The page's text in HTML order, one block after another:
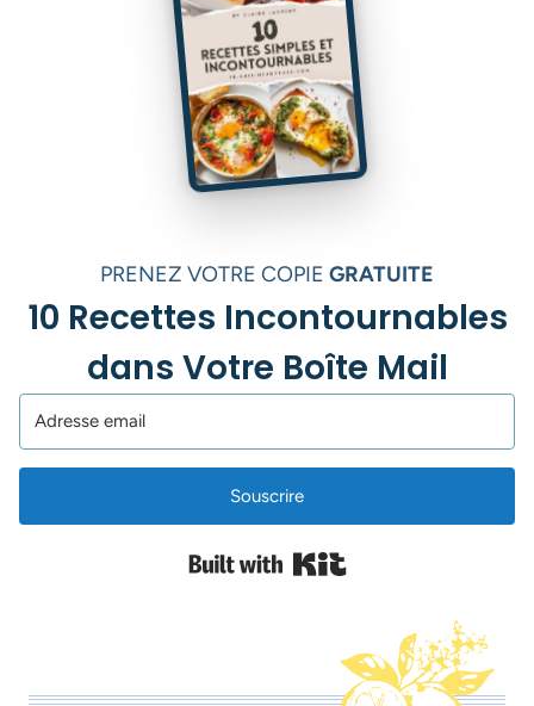
PRENEZ VOTRE COPIE GRATUITE
10 Recettes Incontournables
dans Votre Boîte Mail
Souscrire
Built with Kit